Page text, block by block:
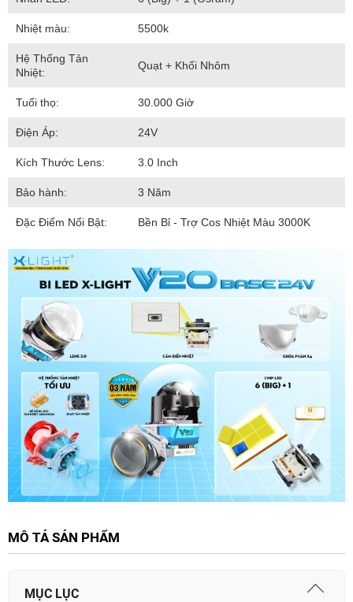
Nhiệt màu: 5500k
Hệ Thống Tản
Nhiệt:
Quạt + Khối Nhôm
Tuổi thọ: 30.000 Giờ
Điện Áp: 24V
Kích Thước Lens: 3.0 Inch
Bảo hành: 3 Năm
Đặc Điểm Nổi Bật: Bền Bỉ - Trợ Cos Nhiệt Màu 3000K
MÔ TẢ SẢN PHẨM
MỤC LỤC